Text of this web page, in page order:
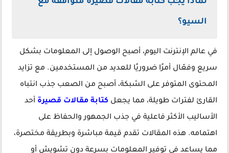
السيو؟
في عالم الإنترنت اليوم، أصبح الوصول إلى المعلومات بشكل
سريع وفعّال أمرًا ضروريًا للعديد من المستخدمين. مع تزايد
المحتوى المتوفر على الشبكة، أصبح من الصعب جذب انتباه
القارئ لفترات طويلة، مما يجعل كتابة مقالات قصيرة أحد
الأساليب الأكثر فاعلية في جذب الجمهور والحفاظ على
اهتمامه. هذه المقالات تقدم قيمة مباشرة وبطريقة مختصرة،
مما يساعد في توفير المعلومات بسرعة دون تشويش أو